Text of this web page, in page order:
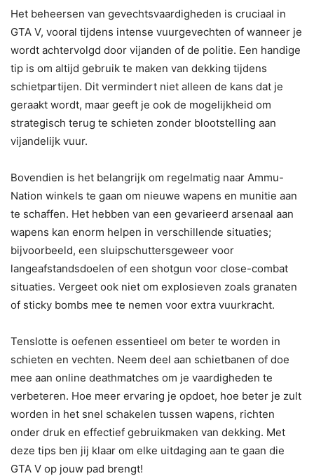
Het beheersen van gevechtsvaardigheden is cruciaal in
GTA V, vooral tijdens intense vuurgevechten of wanneer je
wordt achtervolgd door vijanden of de politie. Een handige
tip is om altijd gebruik te maken van dekking tijdens
schietpartijen. Dit vermindert niet alleen de kans dat je
geraakt wordt, maar geeft je ook de mogelijkheid om
strategisch terug te schieten zonder blootstelling aan
vijandelijk vuur.
Bovendien is het belangrijk om regelmatig naar Ammu-
Nation winkels te gaan om nieuwe wapens en munitie aan
te schaffen. Het hebben van een gevarieerd arsenaal aan
wapens kan enorm helpen in verschillende situaties;
bijvoorbeeld, een sluipschuttersgeweer voor
langeafstandsdoelen of een shotgun voor close-combat
situaties. Vergeet ook niet om explosieven zoals granaten
of sticky bombs mee te nemen voor extra vuurkracht.
Tenslotte is oefenen essentieel om beter te worden in
schieten en vechten. Neem deel aan schietbanen of doe
mee aan online deathmatches om je vaardigheden te
verbeteren. Hoe meer ervaring je opdoet, hoe beter je zult
worden in het snel schakelen tussen wapens, richten
onder druk en effectief gebruikmaken van dekking. Met
deze tips ben jij klaar om elke uitdaging aan te gaan die
GTA V op jouw pad brengt!